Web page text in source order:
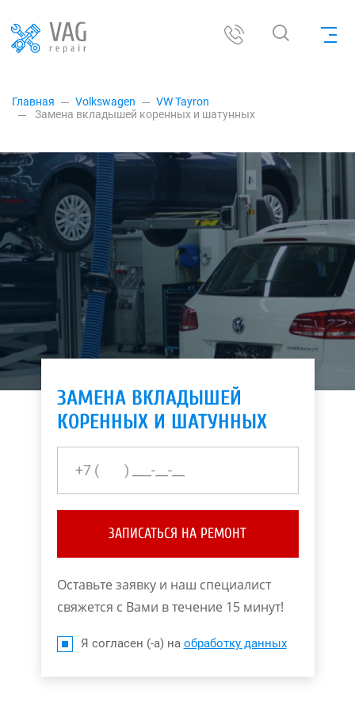
Главная Volkswagen
VW Tayron
Замена вкладышей коренных и шатунных
ЗАМЕНА ВКЛАДЫШЕЙ
КОРЕННЫХ И ШАТУННЫХ
ЗАПИСАТЬСЯ НА РЕМОНТ
Оставьте заявку и наш специалист
свяжется с Вами в течение 15 минут!
Я согласен (-а) на обработку данных